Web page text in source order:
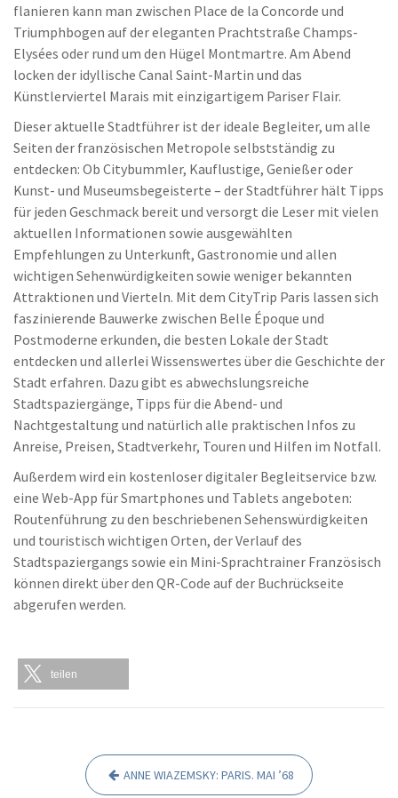
flanieren kann man zwischen Place de la Concorde und
Triumphbogen auf der eleganten Prachtstraße Champs-
Elysées oder rund um den Hügel Montmartre. Am Abend
locken der idyllische Canal Saint-Martin und das
Künstlerviertel Marais mit einzigartigem Pariser Flair.
Dieser aktuelle Stadtführer ist der ideale Begleiter, um alle
Seiten der französischen Metropole selbstständig zu
entdecken: Ob Citybummler, Kauflustige, Genießer oder
Kunst- und Museumsbegeisterte – der Stadtführer hält Tipps
für jeden Geschmack bereit und versorgt die Leser mit vielen
aktuellen Informationen sowie ausgewählten
Empfehlungen zu Unterkunft, Gastronomie und allen
wichtigen Sehenwürdigkeiten sowie weniger bekannten
Attraktionen und Vierteln. Mit dem CityTrip Paris lassen sich
faszinierende Bauwerke zwischen Belle Époque und
Postmoderne erkunden, die besten Lokale der Stadt
entdecken und allerlei Wissenswertes über die Geschichte der
Stadt erfahren. Dazu gibt es abwechslungsreiche
Stadtspaziergänge, Tipps für die Abend- und
Nachtgestaltung und natürlich alle praktischen Infos zu
Anreise, Preisen, Stadtverkehr, Touren und Hilfen im Notfall.
Außerdem wird ein kostenloser digitaler Begleitservice bzw.
eine Web-App für Smartphones und Tablets angeboten:
Routenführung zu den beschriebenen Sehenswürdigkeiten
und touristisch wichtigen Orten, der Verlauf des
Stadtspaziergangs sowie ein Mini-Sprachtrainer Französisch
können direkt über den QR-Code auf der Buchrückseite
abgerufen werden.
teilen
ANNE WIAZEMSKY: PARIS. MAI ’68